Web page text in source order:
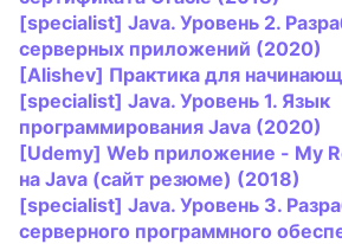
[specialist] Java. Уровень 2.
серверных приложений (2020)
[Alishev] Практика для
[specialist] Java. Уровень 1. Язык
программирования Java (2020)
[Udemy] Web приложение - My
на Java (сайт резюме) (2018)
[specialist] Java. Уровень 3.
серверного программного